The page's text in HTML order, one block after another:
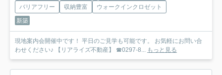
バリアフリー
収納豊富
ウォークインクロゼット
新築
現地案内会開催中です！ 平日のご見学も可能です。 お気軽にお問い合
わせください♪ 【リアライズ不動産】 ☎0297-8... もっと見る